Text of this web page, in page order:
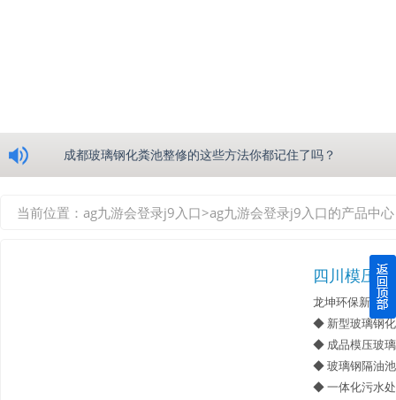
成都玻璃钢化粪池整修的这些方法你都记住了吗？
四川玻璃钢化粪池逐渐取代传统玻璃钢化粪池的这几点原因
关于重庆玻璃钢化粪池的这些基础知识你都记住了吗？
当前位置： ag九游会登录j9入口>ag九游会登录j9入口的产品中心
四川模压
龙坤环保新型
◆ 新型玻璃钢
◆ 成品模压玻
◆ 玻璃钢隔油池
◆ 一体化污水